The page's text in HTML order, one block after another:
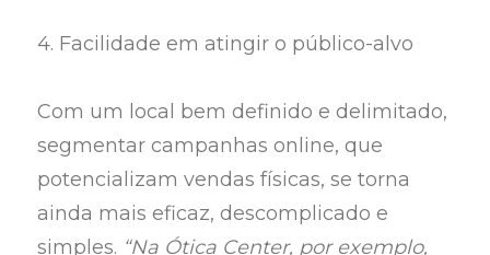
4. Facilidade em atingir o público-alvo
Com um local bem definido e delimitado,
segmentar campanhas online, que
potencializam vendas físicas, se torna
ainda mais eficaz, descomplicado e
simples. “Na Ótica Center, por exemplo,